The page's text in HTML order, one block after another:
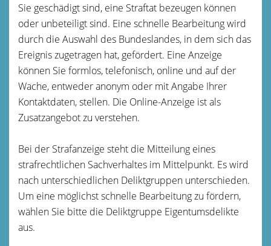
Sie geschädigt sind, eine Straftat bezeugen können
oder unbeteiligt sind. Eine schnelle Bearbeitung wird
durch die Auswahl des Bundeslandes, in dem sich das
Ereignis zugetragen hat, gefördert. Eine Anzeige
können Sie formlos, telefonisch, online und auf der
Wache, entweder anonym oder mit Angabe Ihrer
Kontaktdaten, stellen. Die Online-Anzeige ist als
Zusatzangebot zu verstehen.
Bei der Strafanzeige steht die Mitteilung eines
strafrechtlichen Sachverhaltes im Mittelpunkt. Es wird
nach unterschiedlichen Deliktgruppen unterschieden.
Um eine möglichst schnelle Bearbeitung zu fördern,
wählen Sie bitte die Deliktgruppe Eigentumsdelikte
aus.